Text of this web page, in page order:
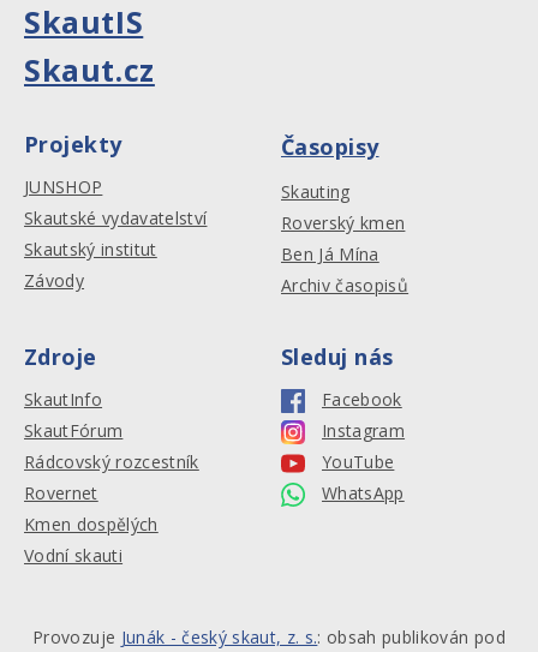
SkautIS
Skaut.cz
Projekty
JUNSHOP
Skautské vydavatelství
Skautský institut
Závody
Časopisy
Skauting
Roverský kmen
Ben Já Mína
Archiv časopisů
Zdroje
SkautInfo
SkautFórum
Rádcovský rozcestník
Rovernet
Kmen dospělých
Vodní skauti
Sleduj nás
Facebook
Instagram
YouTube
WhatsApp
Provozuje Junák - český skaut, z. s.: obsah publikován pod